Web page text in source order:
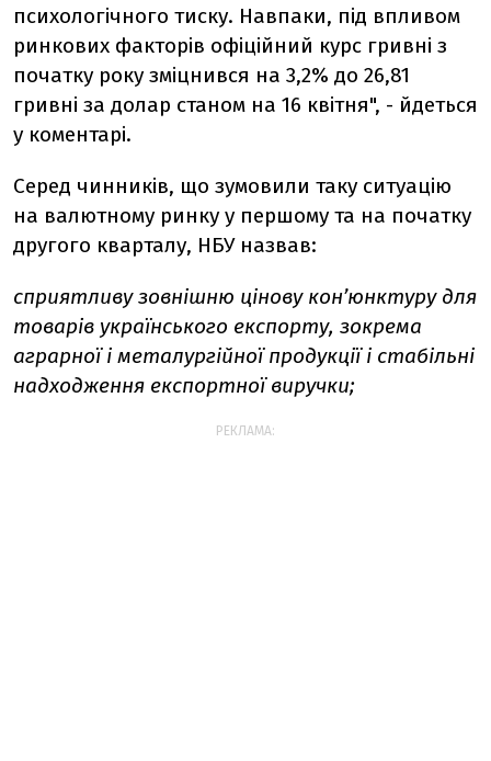
психологічного тиску. Навпаки, під впливом
ринкових факторів офіційний курс гривні з
початку року зміцнився на 3,2% до 26,81
гривні за долар станом на 16 квітня", - йдеться
у коментарі.
Серед чинників, що зумовили таку ситуацію
на валютному ринку у першому та на початку
другого кварталу, НБУ назвав:
сприятливу зовнішню цінову кон’юнктуру для
товарів українського експорту, зокрема
аграрної і металургійної продукції і стабільні
надходження експортної виручки;
РЕКЛАМА: